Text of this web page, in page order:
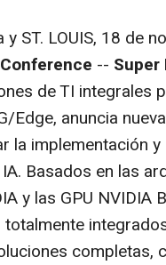
y ST. LOUIS, 18 de
--
de TI integrales
Edge, anuncia
la implementación
Basados en las
y las GPU NVIDIA
completas,